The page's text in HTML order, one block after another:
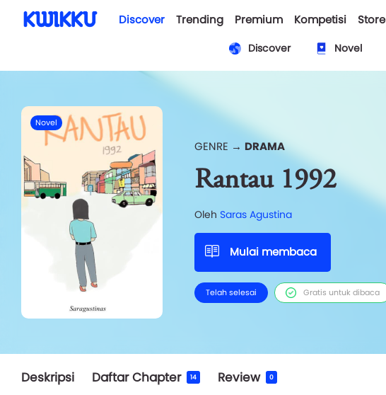
Discover Trending Premium Kompetisi Store
Discover Novel
Novel
GENRE → DRAMA
Rantau 1992
Oleh Saras Agustina
Mulai membaca
Telah selesai Gratis untuk dibaca
Deskripsi Daftar Chapter 14 Review 0